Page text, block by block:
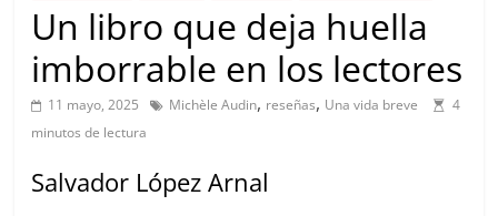
Un libro que deja huella
imborrable en los lectores
11 mayo, 2025 Michèle Audin, reseñas, Una vida breve
4
minutos de lectura
Salvador López Arnal